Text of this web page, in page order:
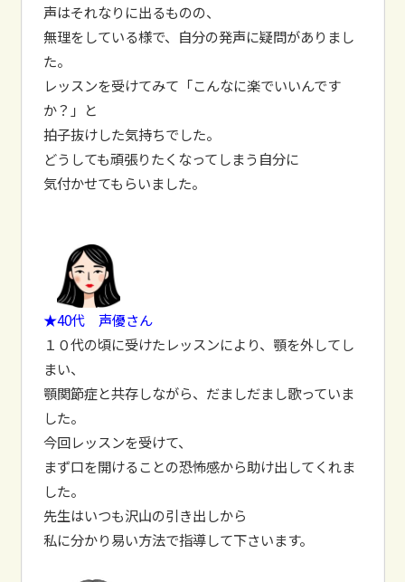
声はそれなりに出るものの、
無理をしている様で、自分の発声に疑問がありまし
た。
レッスンを受けてみて「こんなに楽でいいんです
か？」と
拍子抜けした気持ちでした。
どうしても頑張りたくなってしまう自分に
気付かせてもらいました。
★40代 声優さん
１０代の頃に受けたレッスンにより、顎を外してし
まい、
顎関節症と共存しながら、だましだまし歌っていま
した。
今回レッスンを受けて、
まず口を開けることの恐怖感から助け出してくれま
した。
先生はいつも沢山の引き出しから
私に分かり易い方法で指導して下さいます。